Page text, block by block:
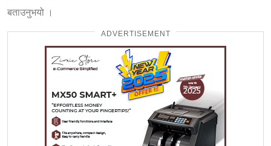
बताउनुभयो ।
ADVERTISEMENT